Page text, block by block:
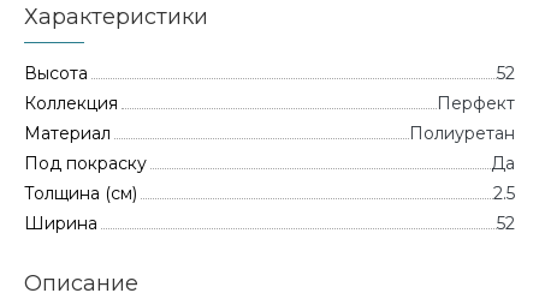
Характеристики
Высота
52
Коллекция
Перфект
Материал
Полиуретан
Под покраску
Да
Толщина (см)
2.5
Ширина
52
Описание